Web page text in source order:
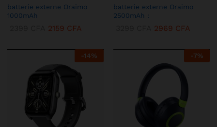
batterie externe Oraimo
1000mAh
2159 CFA
batterie externe Oraimo
2500mAh :
2969 CFA
-14% -7%